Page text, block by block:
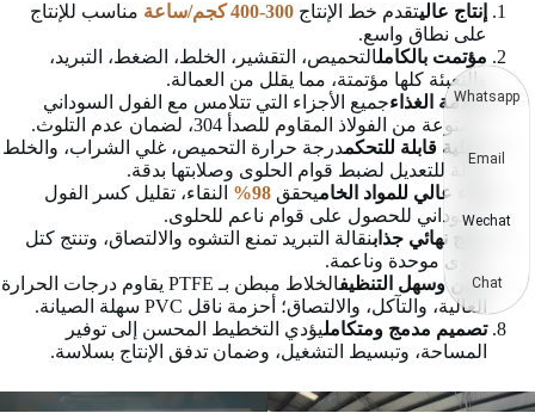
إنتاج عاليتقدم خط الإنتاج 300-400 كجم/ساعة
مناسب للإنتاج
على نطاق واسع.
مؤتمت بالكاملالتحميص، التقشير، الخلط، الضغط، التبريد،
والتعبئة كلها مؤتمتة، مما يقلل من العمالة.
سلامة الغذاءجميع الأجزاء التي تتلامس مع الفول السوداني
مصنوعة من الفولاذ المقاوم للصدأ 304، لضمان عدم التلوث.
عملية قابلة للتحكمدرجة حرارة التحميص، غلي الشراب، والخلط
قابلة للتعديل لضبط قوام الحلوى وصلابتها بدقة.
نقاء عالي للمواد الخاميحقق
النقاء، تقليل كسر الفول
السوداني للحصول على قوام ناعم للحلوى.
منتج نهائي جذابنقالة التبريد تمنع التشوه والالتصاق، وتنتج كتل
حلوى موحدة وناعمة.
متين وسهل التنظيف
الخلاط مبطن بـ PTFE يقاوم درجات الحرارة
العالية، والتآكل، والالتصاق؛ أحزمة ناقل PVC سهلة الصيانة.
تصميم مدمج ومتكامليؤدي التخطيط المحسن إلى توفير
المساحة، وتبسيط التشغيل، وضمان تدفق الإنتاج بسلاسة.
Whatsapp
Email
Wechat
Chat